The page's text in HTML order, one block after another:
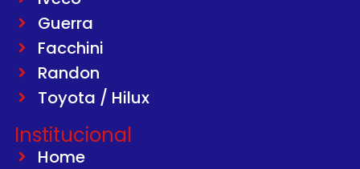
Guerra
Facchini
Randon
Toyota / Hilux
Institucional
Home